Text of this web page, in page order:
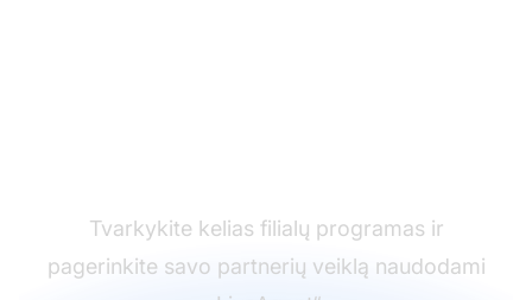
Tvarkykite kelias filialų programas ir
pagerinkite savo partnerių veiklą naudodami